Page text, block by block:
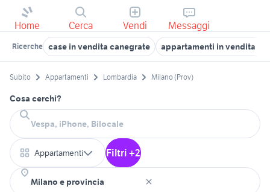
Home Cerca Vendi Messaggi
Ricerche case in vendita canegrate appartamenti in vendita
Subito Appartamenti Lombardia Milano (Prov)
Cosa cerchi?
Appartamenti Filtri +2